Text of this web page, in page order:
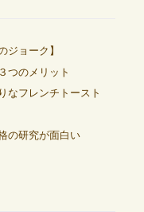
ジョーク】
つのメリット
なフレンチトースト
の研究が面白い